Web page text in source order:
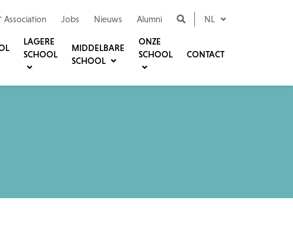
LAGERE
SCHOOL
MIDDELBARE
SCHOOL
ONZE
SCHOOL
CONTACT
Association Jobs Nieuws Alumni NL